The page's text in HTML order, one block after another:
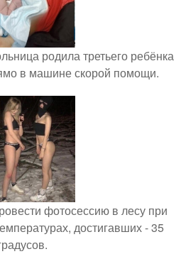
родила третьего ребёнка
в машине скорой помощи.
фотосессию в лесу при
достигавших - 35